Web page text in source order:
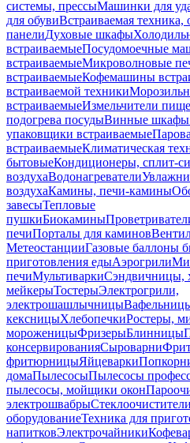
системы, прессыМашинки для
для обувиВстраиваемая техника,
панелиДуховые шкафы
встраиваемыеПосудомоечные
встраиваемыеМикроволновые
встраиваемыеКофемашины
встраиваемой техники
встраиваемыеИзмельчители
подогрева посудыВинные шкафы
упаковщики встраиваемые
встраиваемыеКлиматическая
бытовыеКондиционеры, сплит-
воздухаВодонагреватели
воздухаКамины, печи-камины
завесыТепловые
пушкиБиокамины
печиПорталы для каминов
МетеостанцииГазовые баллоны
приготовления едыАэрогрили
печиМультиваркиСэндвичницы,
мейкерыТостерыЭлектрогрили,
электрошашлычницы
кексницыХлебопечкиРостеры,
мороженицыФризерыБлинницы
консервированияСыроварни
фритюрницыЯйцеварки
домаПылесосыПылесосы
пылесосы, мойщики окон
электрошвабрыСтеклоочистители
оборудованиеТехника для
напитковЭлектрочайники